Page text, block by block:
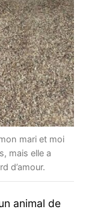
mari et moi
mais elle a
d’amour.
animal de